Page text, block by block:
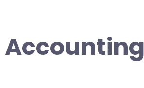
Accounting